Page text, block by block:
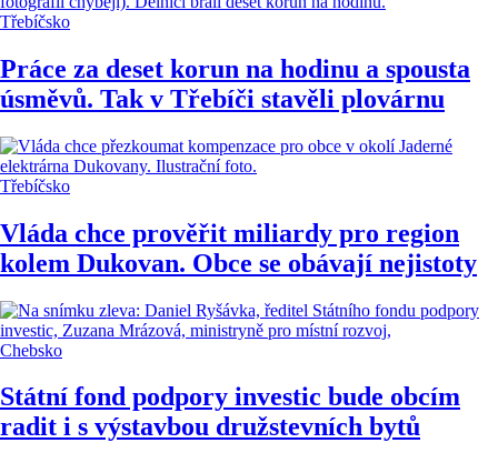
Třebíčsko
Práce za deset korun na hodinu a spousta
úsměvů. Tak v Třebíči stavěli plovárnu
Třebíčsko
Vláda chce prověřit miliardy pro region
kolem Dukovan. Obce se obávají nejistoty
Chebsko
Státní fond podpory investic bude obcím
radit i s výstavbou družstevních bytů